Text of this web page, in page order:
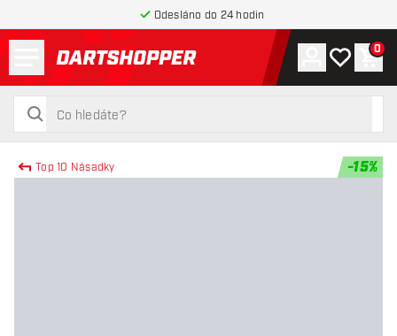
Odesláno do 24 hodin
Zpět na hlavní stránku
hledat
hledat
ÚčetMůj 0
Top 10 Násadky -15%